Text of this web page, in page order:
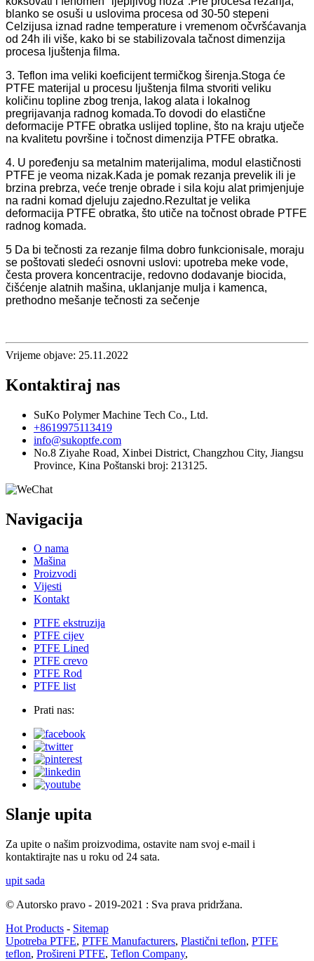
blanko se osuši u uslovima procesa od 30-50 stepeni
Celzijusa iznad radne temperature i vremenom očvršćavanja
od 24h ili više, kako bi se stabilizovala tačnost dimenzija
procesa ljuštenja filma.
3. Teflon ima veliki koeficijent termičkog širenja.Stoga će
PTFE materijal u procesu ljuštenja filma stvoriti veliku
količinu topline zbog trenja, lakog alata i lokalnog
pregrijavanja radnog komada.To dovodi do elastične
deformacije PTFE obratka uslijed topline, što na kraju utječe
na kvalitetu površine i točnost dimenzija PTFE obratka.
4. U poređenju sa metalnim materijalima, modul elastičnosti
PTFE je veoma nizak.Kada je pomak rezanja prevelik ili je
brzina prebrza, veće trenje obrade i sila koju alat primjenjuje
na radni komad djeluju zajedno.Rezultat je velika
deformacija PTFE obratka, što utiče na točnost obrade PTFE
radnog komada.
5 Da bi tečnosti za rezanje filma dobro funkcionisale, moraju
se poštovati sledeći osnovni uslovi: upotreba meke vode,
česta provera koncentracije, redovno dodavanje biocida,
čišćenje alatnih mašina, uklanjanje mulja i kamenca,
prethodno mešanje tečnosti za sečenje
Vrijeme objave: 25.11.2022
Kontaktiraj nas
SuKo Polymer Machine Tech Co., Ltd.
+8619975113419
info@sukoptfe.com
No.8 Ziyahe Road, Xinbei District, Changzhou City, Jiangsu
Province, Kina Poštanski broj: 213125.
Navigacija
O nama
Mašina
Proizvodi
Vijesti
Kontakt
PTFE ekstruzija
PTFE cijev
PTFE Lined
PTFE crevo
PTFE Rod
PTFE list
Prati nas:
Slanje upita
Za upite o našim proizvodima, ostavite nam svoj e-mail i
kontaktirajte nas u roku od 24 sata.
upit sada
© Autorsko pravo - 2019-2021 : Sva prava pridržana.
Hot Products - Sitemap
Upotreba PTFE, PTFE Manufacturers, Plastični teflon, PTFE
teflon, Prošireni PTFE, Teflon Company,